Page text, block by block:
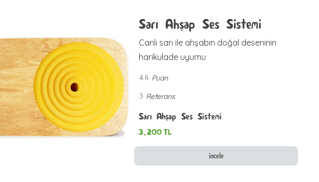
Sarı Ahşap Ses Sistemi
Canlı sarı ile ahşabın doğal deseninin
harikulade uyumu
4.6 Puan
3 Referans
Sarı Ahşap Ses Sistemi
3,200TL
incele